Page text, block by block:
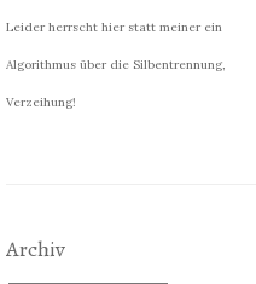
Leider herrscht hier statt meiner ein
Algorithmus über die Silbentrennung,
Verzeihung!
Archiv